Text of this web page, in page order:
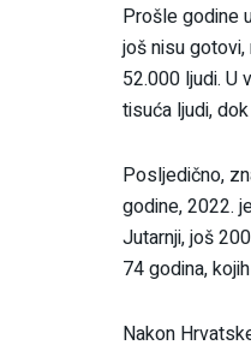
Prošle godine
još nisu
52.000 ljudi. U
tisuća ljudi,
Posljedično,
godine, 2022.
Jutarnji, još
74 godina,
Nakon